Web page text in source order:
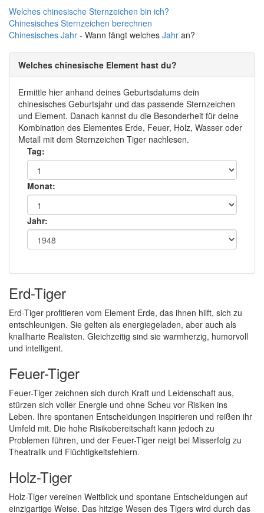
Welches chinesische Sternzeichen bin ich?
Chinesisches Sternzeichen berechnen
Chinesisches Jahr - Wann fängt welches Jahr an?
Welches chinesische Element hast du?
Ermittle hier anhand deines Geburtsdatums dein
chinesisches Geburtsjahr und das passende Sternzeichen
und Element. Danach kannst du die Besonderheit für deine
Kombination des Elementes Erde, Feuer, Holz, Wasser oder
Metall mit dem Sternzeichen Tiger nachlesen.
Tag:
Monat:
Jahr:
Erd-Tiger
Erd-Tiger profitieren vom Element Erde, das ihnen hilft, sich zu
entschleunigen. Sie gelten als energiegeladen, aber auch als
knallharte Realisten. Gleichzeitig sind sie warmherzig, humorvoll
und intelligent.
Feuer-Tiger
Feuer-Tiger zeichnen sich durch Kraft und Leidenschaft aus,
stürzen sich voller Energie und ohne Scheu vor Risiken ins
Leben. Ihre spontanen Entscheidungen inspirieren und reißen ihr
Umfeld mit. Die hohe Risikobereitschaft kann jedoch zu
Problemen führen, und der Feuer-Tiger neigt bei Misserfolg zu
Theatralik und Flüchtigkeitsfehlern.
Holz-Tiger
Holz-Tiger vereinen Weitblick und spontane Entscheidungen auf
einzigartige Weise. Das hitzige Wesen des Tigers wird durch das